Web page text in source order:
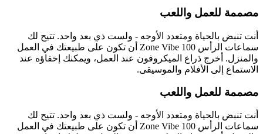
مصممة للعمل واللعب
أنت تنبض بالحياة ومتعدد الأوجه - ولست ذي بعد واحد. تتيح لك
سماعات الرأس Zone Vibe 100 أن تكون على طبيعتك في العمل
والمنزل. أخرج ذراع الميكروفون عند العمل، ويمكنك إخفاؤه عند
الاستماع إلى الأفلام والموسيقى.
مصممة للعمل واللعب
أنت تنبض بالحياة ومتعدد الأوجه - ولست ذي بعد واحد. تتيح لك
سماعات الرأس Zone Vibe 100 أن تكون على طبيعتك في العمل